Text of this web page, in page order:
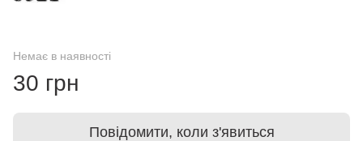
Немає в наявності
30 грн
Повідомити, коли з'явиться